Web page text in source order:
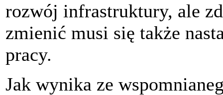
rozwój infrastruktury, ale
zmienić musi się także
pracy.
Jak wynika ze